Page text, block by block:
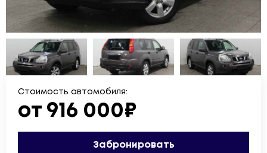
Стоимость автомобиля:
от 916 000₽
Забронировать